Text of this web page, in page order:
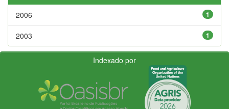
1
2006
1
2003
Indexado por